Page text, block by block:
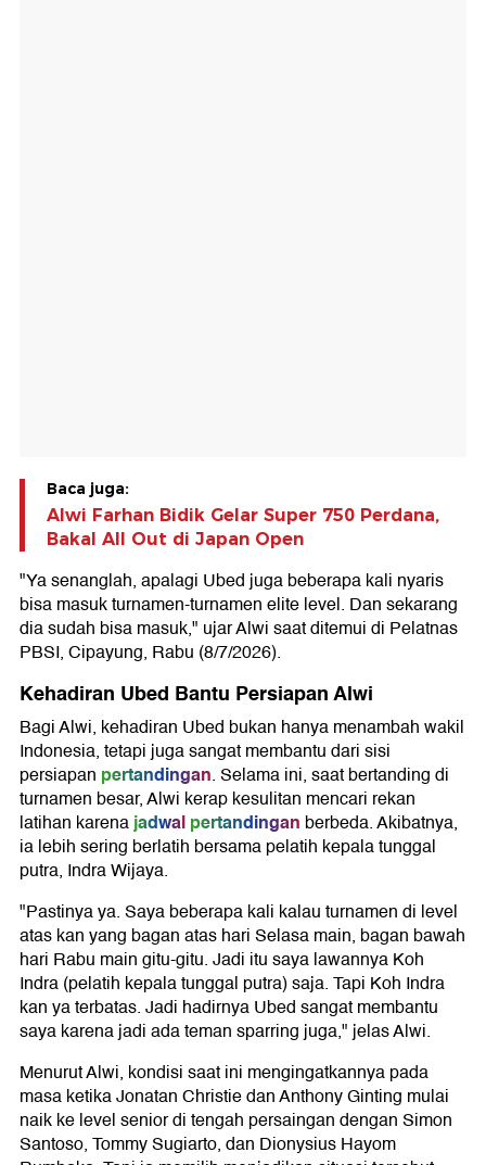
Baca juga:
Alwi Farhan Bidik Gelar Super 750 Perdana,
Bakal All Out di Japan Open
"Ya senanglah, apalagi Ubed juga beberapa kali nyaris
bisa masuk turnamen-turnamen elite level. Dan sekarang
dia sudah bisa masuk," ujar Alwi saat ditemui di Pelatnas
PBSI, Cipayung, Rabu (8/7/2026).
Kehadiran Ubed Bantu Persiapan Alwi
Bagi Alwi, kehadiran Ubed bukan hanya menambah wakil
Indonesia, tetapi juga sangat membantu dari sisi
persiapan pertandingan. Selama ini, saat bertanding di
turnamen besar, Alwi kerap kesulitan mencari rekan
latihan karenajadwalpertandingan berbeda. Akibatnya,
ia lebih sering berlatih bersama pelatih kepala tunggal
putra, Indra Wijaya.
"Pastinya ya. Saya beberapa kali kalau turnamen di level
atas kan yang bagan atas hari Selasa main, bagan bawah
hari Rabu main gitu-gitu. Jadi itu saya lawannya Koh
Indra (pelatih kepala tunggal putra) saja. Tapi Koh Indra
kan ya terbatas. Jadi hadirnya Ubed sangat membantu
saya karena jadi ada teman sparring juga," jelas Alwi.
Menurut Alwi, kondisi saat ini mengingatkannya pada
masa ketika Jonatan Christie dan Anthony Ginting mulai
naik ke level senior di tengah persaingan dengan Simon
Santoso, Tommy Sugiarto, dan Dionysius Hayom